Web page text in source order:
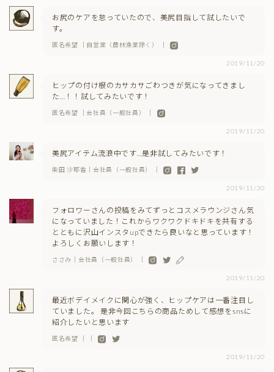
お尻のケアを怠っていたので、美尻目指して試したいで
す。
匿名希望 ｜自営業（農林漁業除く） ｜
2019/11/20
ヒップの付け根のカサカサごわつきが気になってきまし
た…！！試してみたいです！
匿名希望 ｜会社員（一般社員） ｜
2019/11/20
美尻アイテム流浪中です…是非試してみたいです！
柴田 沙耶香｜会社員（一般社員） ｜
2019/11/20
フォロワーさんの投稿をみてずっとコスメラウンジさん気
になっていました！これからワクワクドキドキを共有する
とともに沢山インスタupできたら良いなと思っています！
よろしくお願いします！
ささみ｜会社員（一般社員） ｜
2019/11/20
最近ボデイメイクに関心が強く、ヒップケアは一番注目し
ていました。 是非今回こちらの商品ためして感想をsnsに
紹介したいと思います
匿名希望 ｜ ｜
2019/11/20